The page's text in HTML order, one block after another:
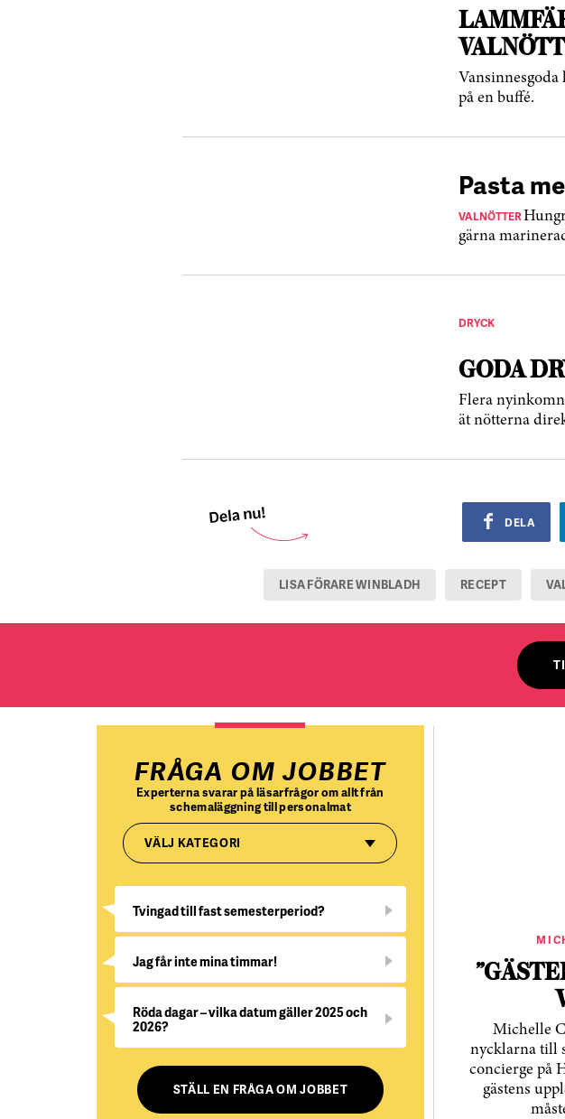
på en buffé.
Pasta
VALNÖTTER
gärna
DRYCK
GODA
Flera
ät nötterna
DELA
LISA FÖRARE WINBLADH RECEPT
FRÅGA OM JOBBET
Experterna svarar på läsarfrågor om allt från
schemaläggning till personalmat
VÄLJ KATEGORI
Tvingad till fast semesterperiod?
Jag får inte mina timmar!
Röda dagar – vilka datum gäller 2025 och
2026?
STÄLL EN FRÅGA OM JOBBET
Michelle
nycklarna till
concierge på
gästens